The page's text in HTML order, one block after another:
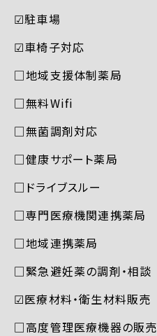
☑︎駐車場
☑︎車椅子対応
□地域支援体制薬局
□無料Wifi
□無菌調剤対応
□健康サポート薬局
□ドライブスルー
□専門医療機関連携薬局
□地域連携薬局
□緊急避妊薬の調剤・相談
☑︎医療材料・衛生材料販売
□高度管理医療機器の販売